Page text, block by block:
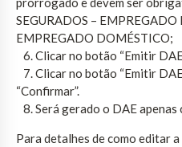
SEGURADOS –
EMPREGADO DOMÉSTICO;
6. Clicar no botão “Emitir
7. Clicar no botão “Emitir
“Confirmar”.
8. Será gerado o DAE apenas
Para detalhes de como editar